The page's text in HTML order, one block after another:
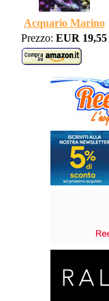
Acquario Marino
Prezzo: EUR 19,55